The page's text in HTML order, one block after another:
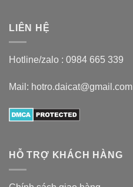
LIÊN HỆ
Hotline/zalo : 0984 665 339
Mail: hotro.daicat@gmail.com
HỖ TRỢ KHÁCH HÀNG